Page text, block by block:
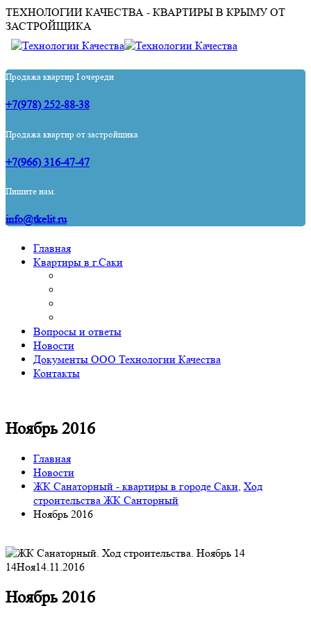
ТЕХНОЛОГИИ КАЧЕСТВА - КВАРТИРЫ В КРЫМУ ОТ
ЗАСТРОЙЩИКА
Продажа квартир I очереди
+7(978) 252-88-38
Продажа квартир от застройщика
+7(966) 316-47-47
Пишите нам.
info@tkelit.ru
Главная
Квартиры в г.Саки
Вопросы и ответы
Новости
Документы ООО Технологии Качества
Контакты
Ноябрь 2016
Главная
Новости
ЖК Санаторный - квартиры в городе Саки, Ход
строительства ЖК Санторный
Ноябрь 2016
14Ноя14.11.2016
Ноябрь 2016